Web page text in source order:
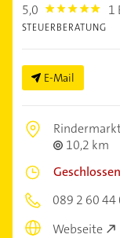
5,0 5.0 1
STEUERBERATUNG
E-Mail
10,2 km
Geschlossen
089 2 60 44
Webseite